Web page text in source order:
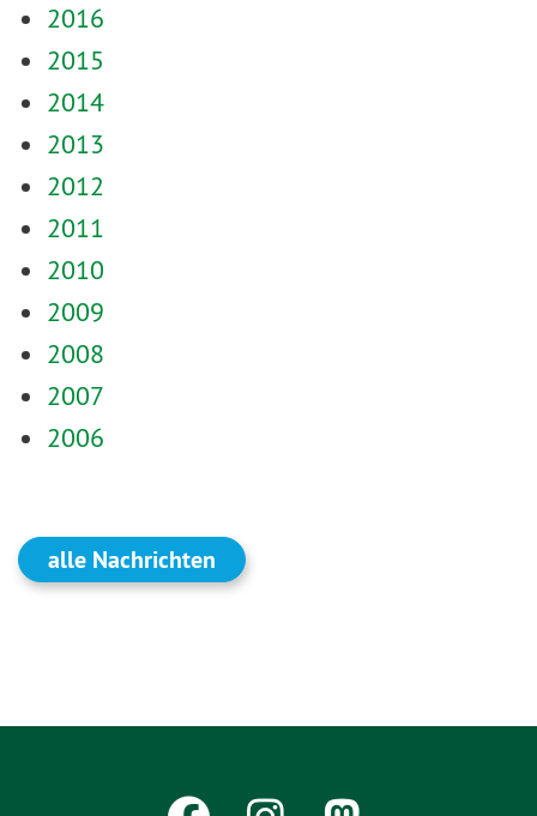
2016
2015
2014
2013
2012
2011
2010
2009
2008
2007
2006
alle Nachrichten